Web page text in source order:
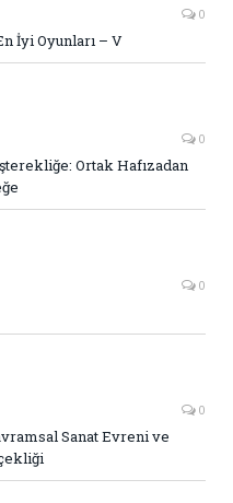
0
İyi Oyunları – V
0
Ortak Hafızadan
0
0
Sanat Evreni ve